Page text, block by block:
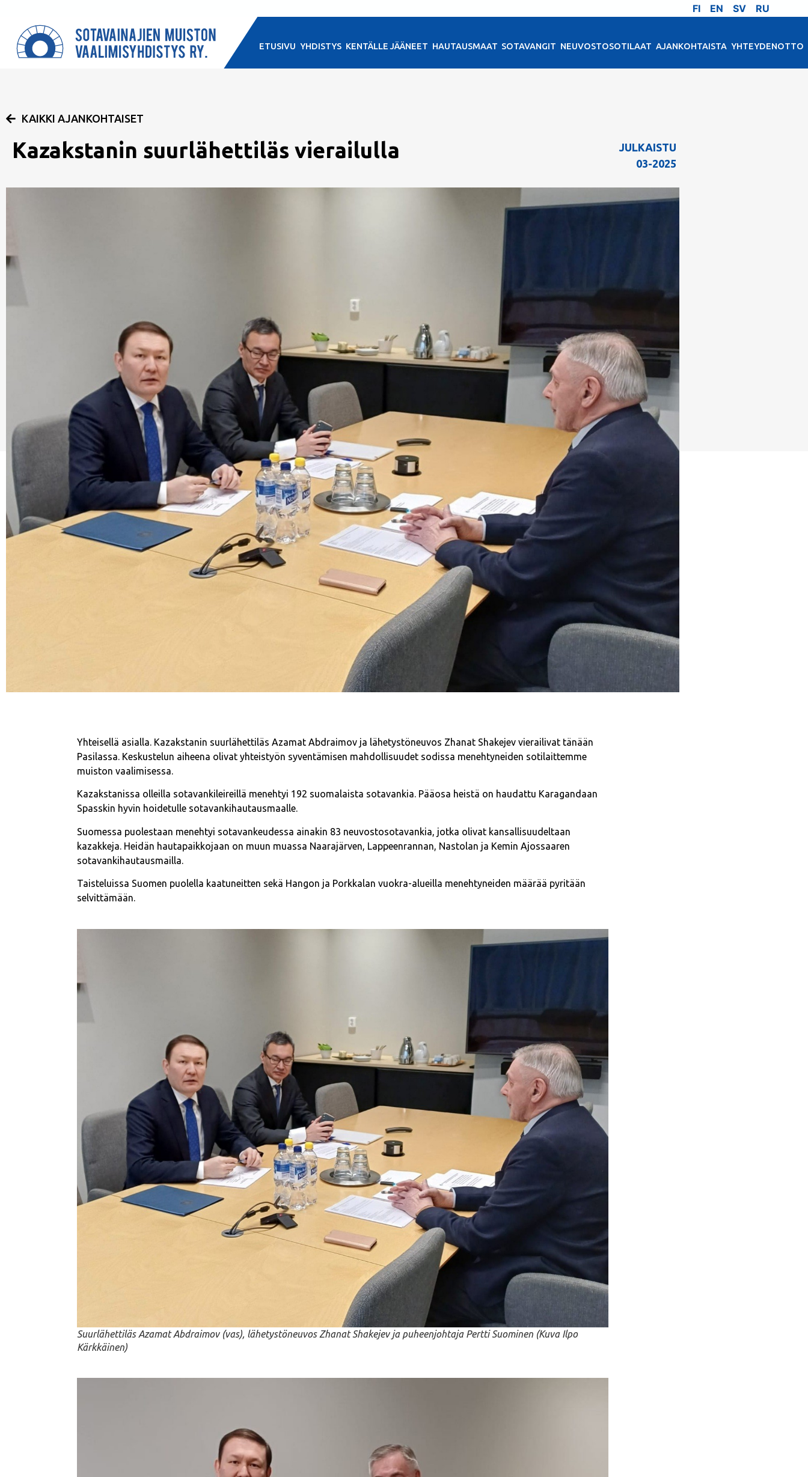
FI EN SV RU
ETUSIVU YHDISTYS KENTÄLLE JÄÄNEET HAUTAUSMAAT SOTAVANGIT NEUVOSTOSOTILAAT AJANKOHTAISTA YHTEYDENOTTO
KAIKKI AJANKOHTAISET
Kazakstanin suurlähettiläs vierailulla
JULKAISTU
03-2025
Yhteisellä asialla. Kazakstanin suurlähettiläs Azamat Abdraimov ja lähetystöneuvos Zhanat Shakejev vierailivat tänään
Pasilassa. Keskustelun aiheena olivat yhteistyön syventämisen mahdollisuudet sodissa menehtyneiden sotilaittemme
muiston vaalimisessa.
Kazakstanissa olleilla sotavankileireillä menehtyi 192 suomalaista sotavankia. Pääosa heistä on haudattu Karagandaan
Spasskin hyvin hoidetulle sotavankihautausmaalle.
Suomessa puolestaan menehtyi sotavankeudessa ainakin 83 neuvostosotavankia, jotka olivat kansallisuudeltaan
kazakkeja. Heidän hautapaikkojaan on muun muassa Naarajärven, Lappeenrannan, Nastolan ja Kemin Ajossaaren
sotavankihautausmailla.
Taisteluissa Suomen puolella kaatuneitten sekä Hangon ja Porkkalan vuokra-alueilla menehtyneiden määrää pyritään
selvittämään.
Suurlähettiläs Azamat Abdraimov (vas), lähetystöneuvos Zhanat Shakejev ja puheenjohtaja Pertti Suominen (Kuva Ilpo
Kärkkäinen)